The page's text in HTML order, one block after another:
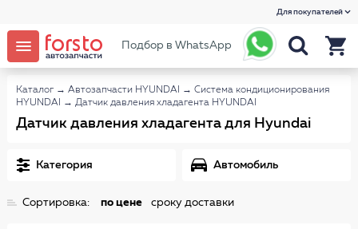
Для покупателей
Подбор в WhatsApp
Каталог → Автозапчасти HYUNDAI → Система кондиционирования
HYUNDAI
→ Датчик давления хладагента HYUNDAI
Датчик давления хладагента для Hyundai
Категория Автомобиль
Сортировка: по цене сроку доставки